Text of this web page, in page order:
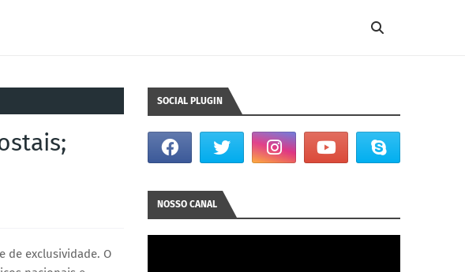
de exclusividade. O
SOCIAL PLUGIN
NOSSO CANAL